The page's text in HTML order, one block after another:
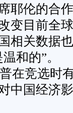
耶伦的合
变目前全
相关数据
和的”。
在竞选时
中国经济